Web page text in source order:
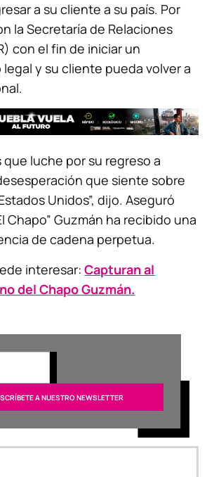
a su cliente a su país. Por
la Secretaría de Relaciones
con el fin de iniciar un
y su cliente pueda volver a
que luche por su regreso a
que siente sobre
Unidos”, dijo. Aseguró
Chapo” Guzmán ha recibido una
de cadena perpetua.
interesar:Capturan al
del Chapo Guzmán.